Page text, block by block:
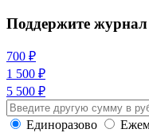
Поддержите
700 ₽
1 500 ₽
5 500 ₽
Единоразово